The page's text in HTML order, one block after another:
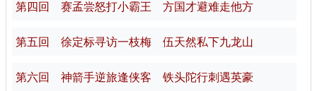
第四回 赛孟尝怒打小霸王 方国才避难走他方
第五回 徐定标寻访一枝梅 伍天然私下九龙山
第六回 神箭手逆旅逢侠客 铁头陀行刺遇英豪